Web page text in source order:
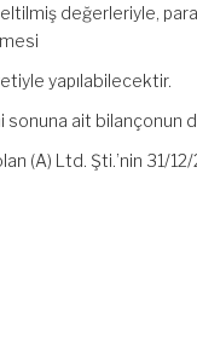
değerleriyle,
yapılabilecektir.
ait bilançonun
(A) Ltd. Şti.’nin 31/